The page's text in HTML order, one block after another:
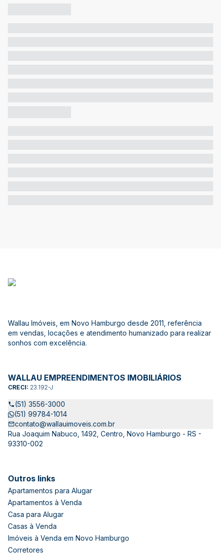
Wallau Imóveis, em Novo Hamburgo desde 2011, referência
em vendas, locações e atendimento humanizado para realizar
sonhos com excelência.
WALLAU EMPREENDIMENTOS IMOBILIÁRIOS
CRECI: 23.192-J
(51) 3556-3000
(51) 99784-1014
contato@wallauimoveis.com.br
Rua Joaquim Nabuco, 1492, Centro, Novo Hamburgo - RS -
93310-002
Outros links
Apartamentos para Alugar
Apartamentos à Venda
Casa para Alugar
Casas à Venda
Imóveis à Venda em Novo Hamburgo
Corretores